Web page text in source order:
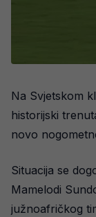
Na Svjetskom
historijski
novo
Situacija se
Mamelodi
južnoafričkog